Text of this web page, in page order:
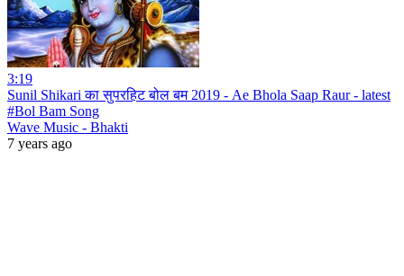
3:19
Sunil Shikari का सुपरहिट बोल बम 2019 - Ae Bhola Saap Raur - latest
#Bol Bam Song
Wave Music - Bhakti
7 years ago